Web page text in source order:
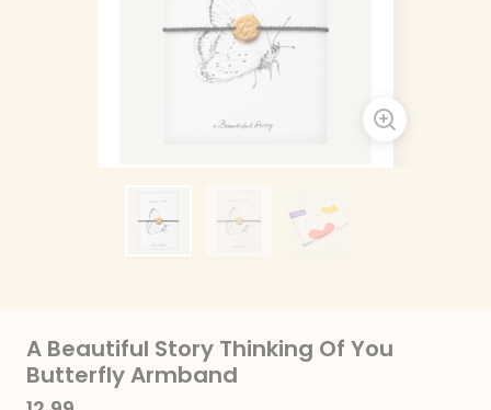
A Beautiful Story Thinking Of You
Butterfly Armband